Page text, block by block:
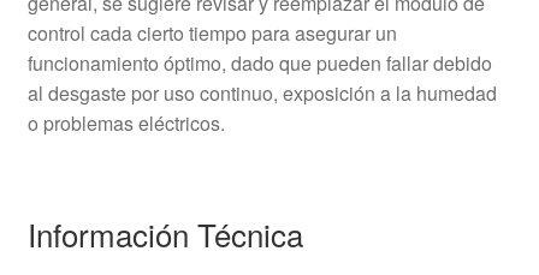
control cada cierto tiempo para asegurar un
funcionamiento óptimo, dado que pueden fallar debido
al desgaste por uso continuo, exposición a la humedad
o problemas eléctricos.
Información Técnica